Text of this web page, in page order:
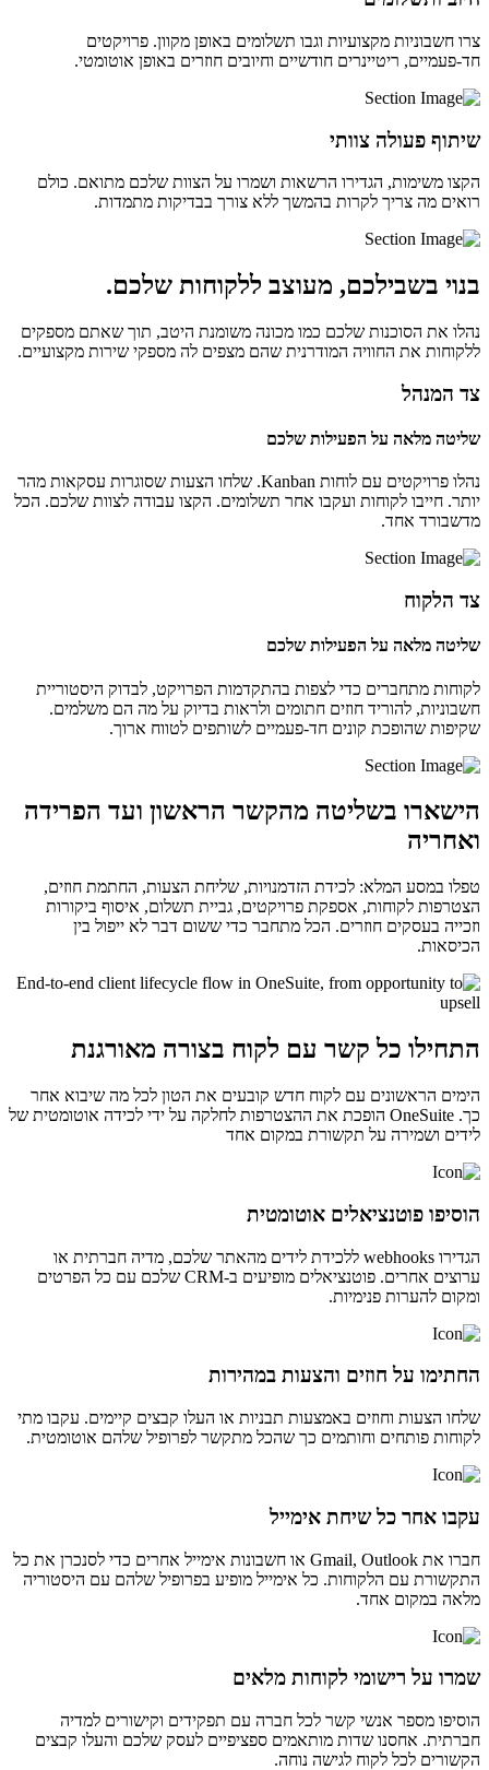
צרו חשבוניות מקצועיות וגבו תשלומים באופן מקוון. פרויקטים
חד-פעמיים, ריטיינרים חודשיים וחיובים חוזרים באופן אוטומטי.
שיתוף פעולה צוותי
הקצו משימות, הגדירו הרשאות ושמרו על הצוות שלכם מתואם. כולם
רואים מה צריך לקרות בהמשך ללא צורך בבדיקות מתמדות.
בנוי בשבילכם, מעוצב ללקוחות שלכם.
נהלו את הסוכנות שלכם כמו מכונה משומנת היטב, תוך שאתם מספקים
ללקוחות את החוויה המודרנית שהם מצפים לה מספקי שירות מקצועיים.
צד המנהל
שליטה מלאה על הפעילות שלכם
נהלו פרויקטים עם לוחות Kanban. שלחו הצעות שסוגרות עסקאות מהר
יותר. חייבו לקוחות ועקבו אחר תשלומים. הקצו עבודה לצוות שלכם. הכל
מדשבורד אחד.
צד הלקוח
שליטה מלאה על הפעילות שלכם
לקוחות מתחברים כדי לצפות בהתקדמות הפרויקט, לבדוק היסטוריית
חשבוניות, להוריד חוזים חתומים ולראות בדיוק על מה הם משלמים.
שקיפות שהופכת קונים חד-פעמיים לשותפים לטווח ארוך.
הישארו בשליטה מהקשר הראשון ועד הפרידה
ואחריה
טפלו במסע המלא: לכידת הזדמנויות, שליחת הצעות, החתמת חוזים,
הצטרפות לקוחות, אספקת פרויקטים, גביית תשלום, איסוף ביקורות
וזכייה בעסקים חוזרים. הכל מתחבר כדי ששום דבר לא ייפול בין
הכיסאות.
התחילו כל קשר עם לקוח בצורה מאורגנת
הימים הראשונים עם לקוח חדש קובעים את הטון לכל מה שיבוא אחר
כך. OneSuite הופכת את ההצטרפות לחלקה על ידי לכידה אוטומטית של
לידים ושמירה על תקשורת במקום אחד
הוסיפו פוטנציאלים אוטומטית
הגדירו webhooks ללכידת לידים מהאתר שלכם, מדיה חברתית או
ערוצים אחרים. פוטנציאלים מופיעים ב-CRM שלכם עם כל הפרטים
ומקום להערות פנימיות.
החתימו על חוזים והצעות במהירות
שלחו הצעות וחוזים באמצעות תבניות או העלו קבצים קיימים. עקבו מתי
לקוחות פותחים וחותמים כך שהכל מתקשר לפרופיל שלהם אוטומטית.
עקבו אחר כל שיחת אימייל
חברו את Gmail, Outlook או חשבונות אימייל אחרים כדי לסנכרן את כל
התקשורת עם הלקוחות. כל אימייל מופיע בפרופיל שלהם עם היסטוריה
מלאה במקום אחד.
שמרו על רישומי לקוחות מלאים
הוסיפו מספר אנשי קשר לכל חברה עם תפקידים וקישורים למדיה
חברתית. אחסנו שדות מותאמים ספציפיים לעסק שלכם והעלו קבצים
הקשורים לכל לקוח לגישה נוחה.